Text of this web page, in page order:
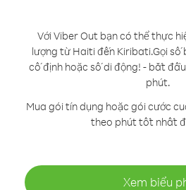
Với Viber Out bạn có thể thực
lượng từ Haiti đến Kiribati.Gọi số
cố định hoặc số di động! - bắt
phút.
Mua gói tín dụng hoặc gói cước
theo phút tốt nhất
Xem biểu